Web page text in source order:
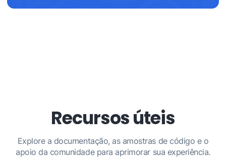
Recursos úteis
Explore a documentação, as amostras de código e o
apoio da comunidade para aprimorar sua experiência.